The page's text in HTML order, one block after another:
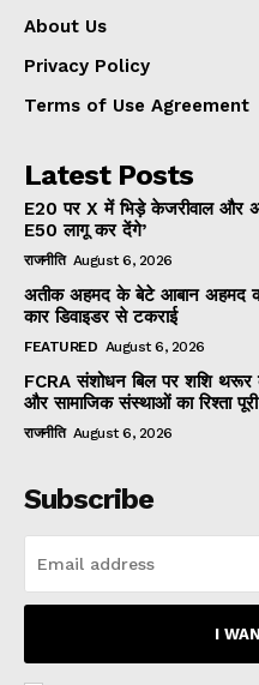
About Us
Privacy Policy
Terms of Use Agreement
Latest Posts
E20 पर X में भिड़े केजरीवाल और
E50 लागू कर देंगे’
राजनीति August 6, 2026
अतीक अहमद के बेटे आबान अहमद
कार डिवाइडर से टकराई
FEATURED August 6, 2026
FCRA संशोधन बिल पर शशि थरूर
और सामाजिक संस्थाओं का रिश्ता
राजनीति August 6, 2026
Subscribe
I